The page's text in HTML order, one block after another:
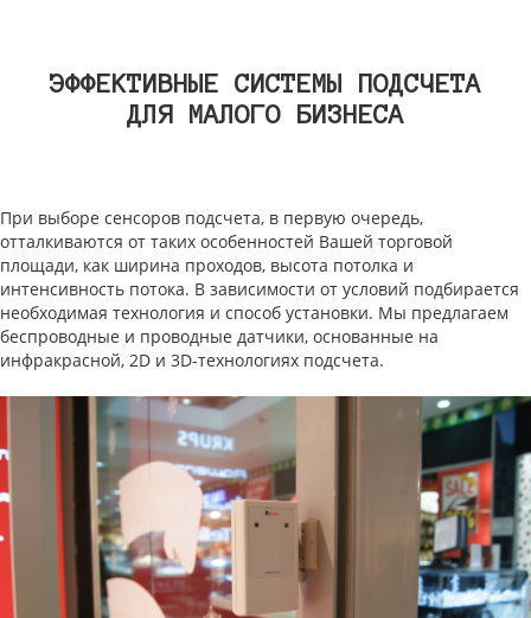
ЭФФЕКТИВНЫЕ СИСТЕМЫ ПОДСЧЕТА
ДЛЯ МАЛОГО БИЗНЕСА
При выборе сенсоров подсчета, в первую очередь,
отталкиваются от таких особенностей Вашей торговой
площади, как ширина проходов, высота потолка и
интенсивность потока. В зависимости от условий подбирается
необходимая технология и способ установки. Мы предлагаем
беспроводные и проводные датчики, основанные на
инфракрасной, 2D и 3D-технологиях подсчета.